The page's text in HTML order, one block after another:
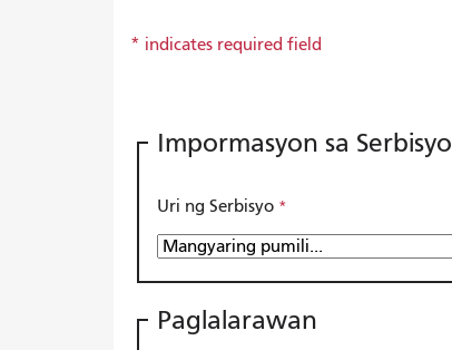
Impormasyon sa Serbisyo
Uri ng Serbisyo
Paglalarawan